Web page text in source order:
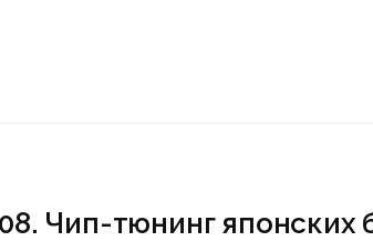
Чип-тюнинг японских